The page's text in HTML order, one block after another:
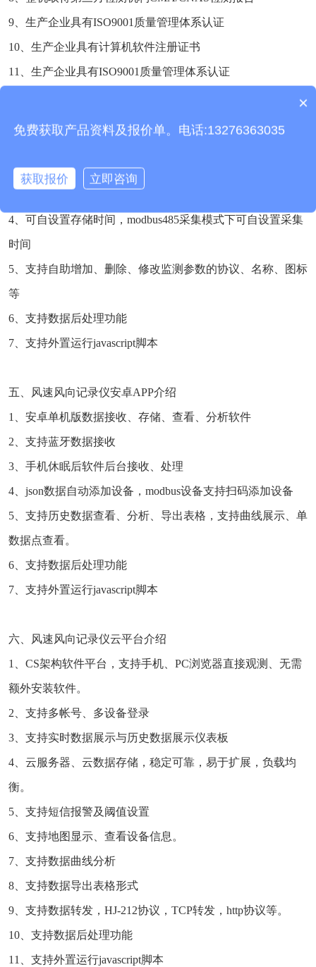
9、生产企业具有ISO9001质量管理体系认证
10、生产企业具有计算机软件注册证书
11、生产企业具有ISO9001质量管理体系认证
四、风速风向记录仪上位机软件介绍
2、支持串口数据接收、处理、展示
4、可自设置存储时间，modbus485采集模式下可自设置采集
时间
5、支持自助增加、删除、修改监测参数的协议、名称、图标
等
6、支持数据后处理功能
7、支持外置运行javascript脚本
五、风速风向记录仪安卓APP介绍
1、安卓单机版数据接收、存储、查看、分析软件
2、支持蓝牙数据接收
3、手机休眠后软件后台接收、处理
4、json数据自动添加设备，modbus设备支持扫码添加设备
5、支持历史数据查看、分析、导出表格，支持曲线展示、单
数据点查看。
6、支持数据后处理功能
7、支持外置运行javascript脚本
六、风速风向记录仪云平台介绍
1、CS架构软件平台，支持手机、PC浏览器直接观测、无需
额外安装软件。
2、支持多帐号、多设备登录
3、支持实时数据展示与历史数据展示仪表板
4、云服务器、云数据存储，稳定可靠，易于扩展，负载均
衡。
5、支持短信报警及阈值设置
6、支持地图显示、查看设备信息。
7、支持数据曲线分析
8、支持数据导出表格形式
9、支持数据转发，HJ-212协议，TCP转发，http协议等。
10、支持数据后处理功能
11、支持外置运行javascript脚本
产品包含安装吗？
×
免费获取产品资料及报价单。电话:13276363035
获取报价 立即咨询